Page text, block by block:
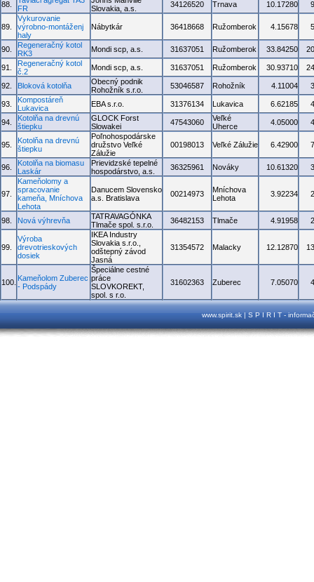
88.
FR
Slovakia, a.s.
34126520 Trnava 10.17280
89.
Vykurovanie
výrobno-montáženj
haly
Nábytkár 36418668 Ružomberok 4.15678
90.
Regeneračný kotol
RK3
Mondi scp, a.s. 31637051 Ružomberok 33.84250
91.
Regeneračný kotol
č.2
Mondi scp, a.s. 31637051 Ružomberok 30.93710
92. Bloková kotolňa
Obecný podnik
Rohožník s.r.o.
53046587 Rohožník 4.11004
93.
Kompostáreň
Lukavica
EBA s.r.o. 31376134 Lukavica 6.62185
94.
Kotolňa na drevnú
štiepku
GLOCK Forst
Slowakei
47543060
Veľké
Uherce
4.05000
95.
Kotolňa na drevnú
štiepku
Poľnohospodárske
družstvo Veľké
Zálužie
00198013 Veľké Zálužie 6.42900
96.
Kotolňa na biomasu
Laskár
Prievidzské tepelné
hospodárstvo, a.s.
36325961 Nováky 10.61320
97.
Kameňolomy a
spracovanie
kameňa, Mníchova
Lehota
Danucem Slovensko
a.s. Bratislava
00214973
Mníchova
Lehota
3.92234
98. Nová výhrevňa
TATRAVAGÓNKA
Tlmače spol. s.r.o.
36482153 Tlmače 4.91958
99.
Výroba
drevotrieskových
dosiek
IKEA Industry
Slovakia s.r.o.,
odštepný závod
Jasná
31354572 Malacky 12.12870
100. Kameňolom Zuberec
- Podspády
Špeciálne cestné
práce
SLOVKOREKT,
spol. s r.o.
31602363 Zuberec 7.05070
www.spirit.sk | S P I R I T -